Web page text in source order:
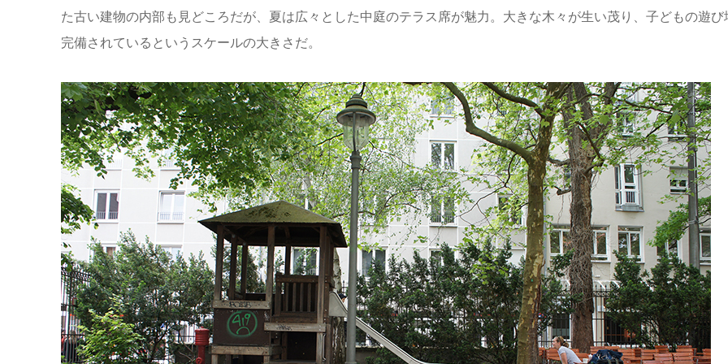
た古い建物の内部も見どころだが、夏は広々とした中庭のテラス席が魅力。大きな木々が生い茂り、子どもの遊び
完備されているというスケールの大きさだ。